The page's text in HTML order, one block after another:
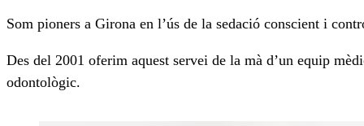
Som pioners a Girona en l’ús de la sedació conscient i
Des del 2001 oferim aquest servei de la mà d’un equip
odontològic.